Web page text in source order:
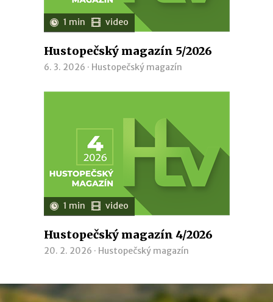
1 min video
Hustopečský magazín 5/2026
6. 3. 2026 · Hustopečský magazín
1 min video
Hustopečský magazín 4/2026
20. 2. 2026 · Hustopečský magazín